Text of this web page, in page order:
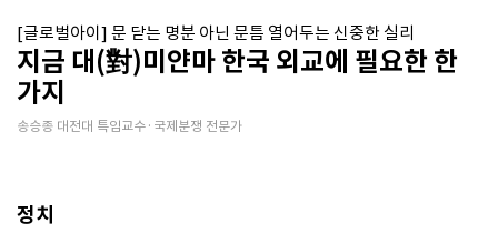
[글로벌아이] 문 닫는 명분 아닌 문틈 열어두는 신중한 실리
지금 대(對)미얀마 한국 외교에 필요한 한
가지
송승종 대전대 특임교수·국제분쟁 전문가
정치